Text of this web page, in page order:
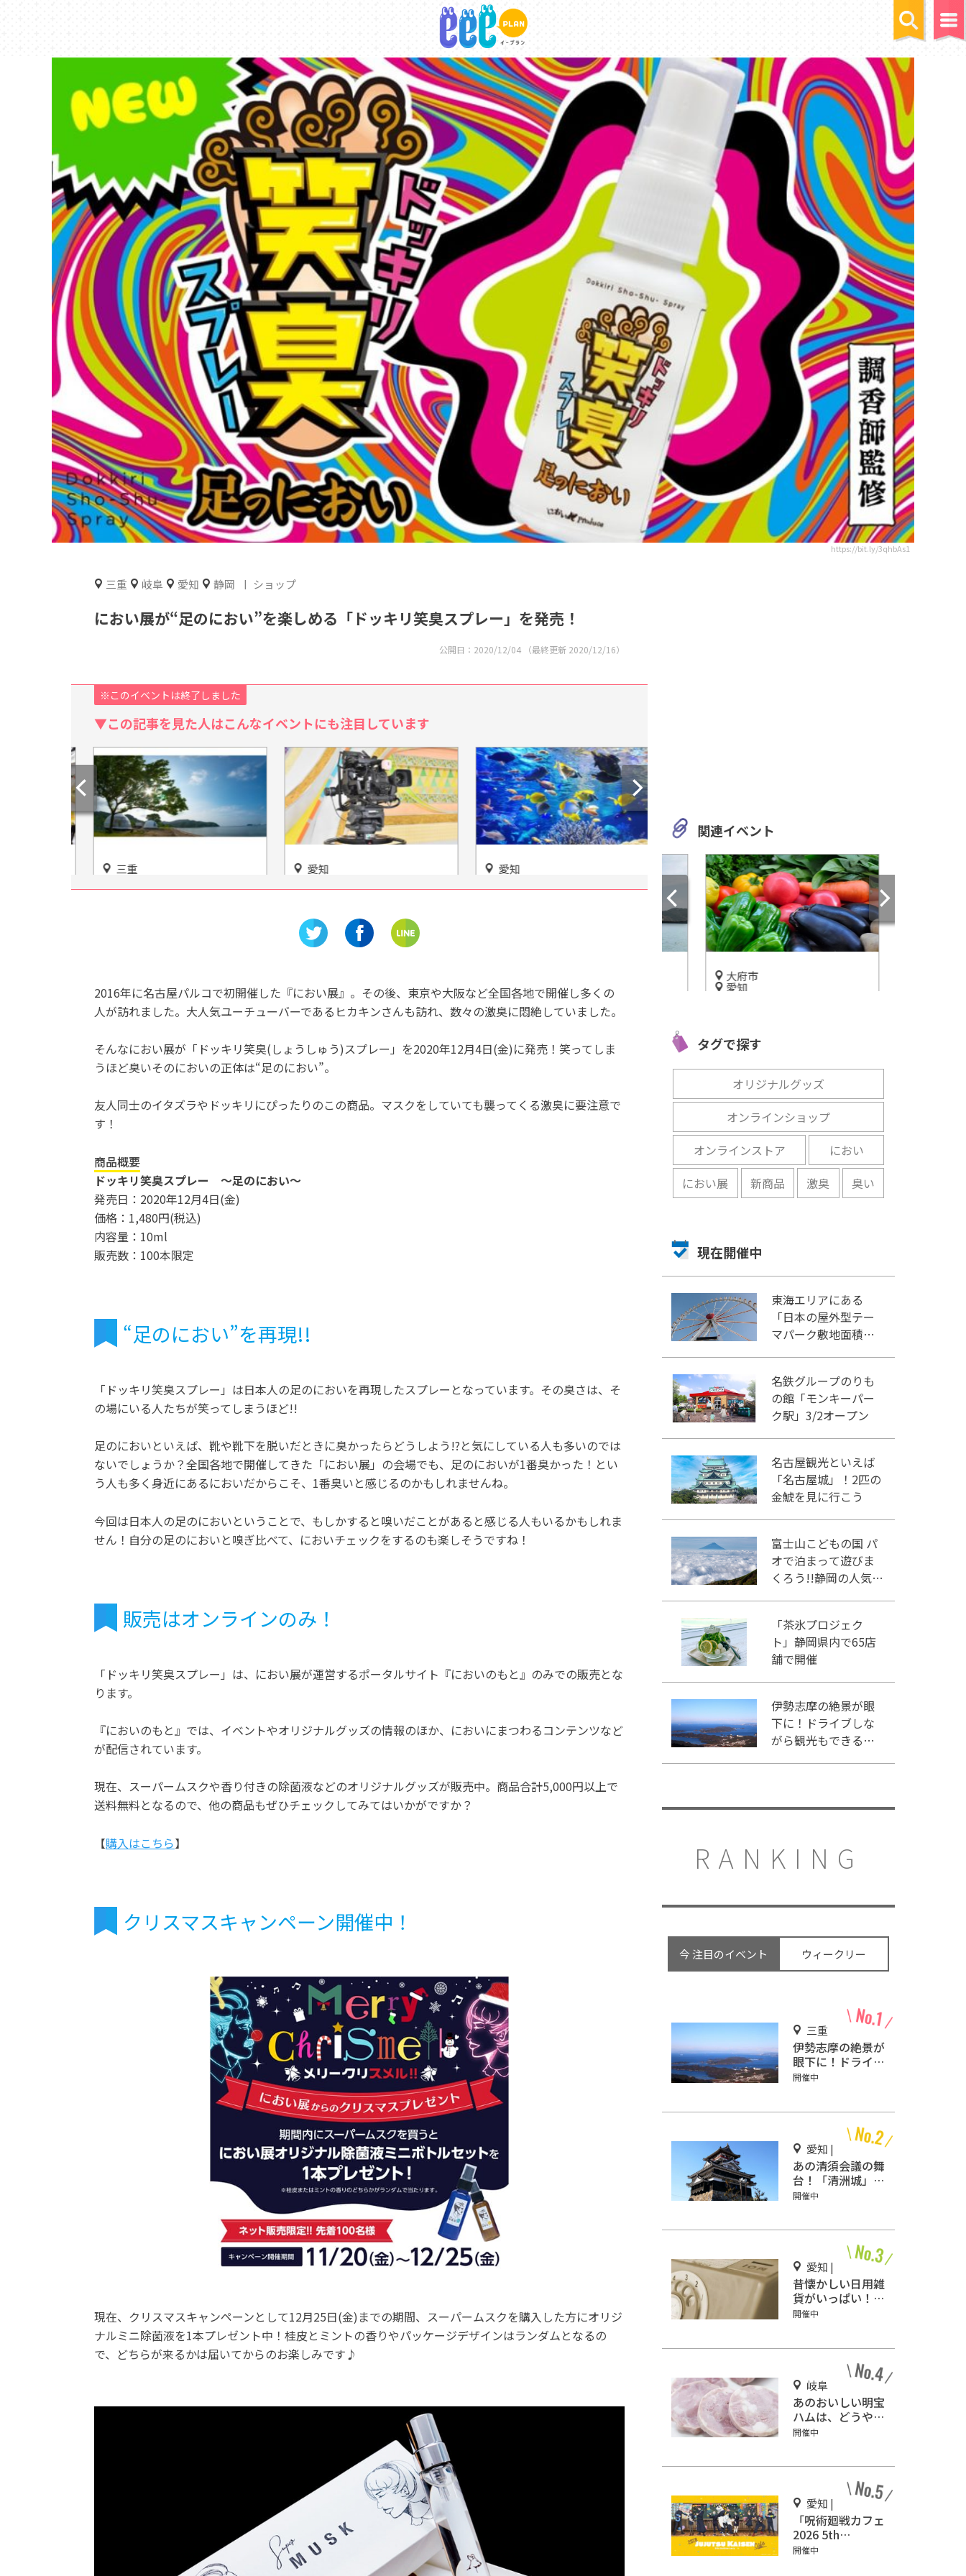
https://bit.ly/3qhbAs1
三重 岐阜 愛知 静岡 ショップ
におい展が“足のにおい”を楽しめる「ドッキリ笑臭スプレー」を発売！
公開日： 2020/12/04 （最終更新 2020/12/16）
※このイベントは終了しました
▼この記事を見た人はこんなイベントにも注目しています
三重
伊勢志摩の海を一望！ビーチ
愛知
【放送体験スタジオ わくわ
に会える場所
愛知
地元の川や海にいる身近な生
伊勢志摩の絶景が眼下に！ド
ライブしながら観光もできる
「伊勢志摩スカイライン」
静岡
伊豆で東京ラスクを
能できる夢の施設 「
ク 伊豆ファクトリー
2016年に名古屋パルコで初開催した『におい展』。その後、東京や大阪など全国各地で開催し多くの
人が訪れました。大人気ユーチューバーであるヒカキンさんも訪れ、数々の激臭に悶絶していました。
そんなにおい展が「ドッキリ笑臭(しょうしゅう)スプレー」を2020年12月4日(金)に発売！笑ってしま
うほど臭いそのにおいの正体は“足のにおい”。
友人同士のイタズラやドッキリにぴったりのこの商品。マスクをしていても襲ってくる激臭に要注意で
す！
商品概要
ドッキリ笑臭スプレー ～足のにおい～
発売日：2020年12月4日(金)
価格：1,480円(税込)
内容量：10ml
販売数：100本限定
“足のにおい”を再現!!
「ドッキリ笑臭スプレー」は日本人の足のにおいを再現したスプレーとなっています。その臭さは、そ
の場にいる人たちが笑ってしまうほど!!
足のにおいといえば、靴や靴下を脱いだときに臭かったらどうしよう!?と気にしている人も多いのでは
ないでしょうか？全国各地で開催してきた「におい展」の会場でも、足のにおいが1番臭かった！とい
う人も多く身近にあるにおいだからこそ、1番臭いと感じるのかもしれませんね。
今回は日本人の足のにおいということで、もしかすると嗅いだことがあると感じる人もいるかもしれま
せん！自分の足のにおいと嗅ぎ比べて、においチェックをするのも楽しそうですね！
販売はオンラインのみ！
「ドッキリ笑臭スプレー」は、におい展が運営するポータルサイト『においのもと』のみでの販売とな
ります。
『においのもと』では、イベントやオリジナルグッズの情報のほか、においにまつわるコンテンツなど
が配信されています。
現在、スーパームスクや香り付きの除菌液などのオリジナルグッズが販売中。商品合計5,000円以上で
送料無料となるので、他の商品もぜひチェックしてみてはいかがですか？
【購入はこちら】
クリスマスキャンペーン開催中！
現在、クリスマスキャンペーンとして12月25日(金)までの期間、スーパームスクを購入した方にオリジ
ナルミニ除菌液を1本プレゼント中！桂皮とミントの香りやパッケージデザインはランダムとなるの
で、どちらが来るかは届いてからのお楽しみです♪
関連イベント
「模型の世界首都」静岡が誇
る作品を刮目せよ！「静岡ホ
開催中
【下田の道の駅 開国下田みな
と】開国の地「下田」でうま
開催中
大府市
愛知
郷」に行こう！
タグで探す
オリジナルグッズ
オンラインショップ
オンラインストア
におい
におい展
新商品 激臭 臭い
現在開催中
東海エリアにある
「日本の屋外型テー
マパーク敷地面積ラ
名鉄グループのりも
の館「モンキーパー
ク駅」3/2オープン
名古屋観光といえば
「名古屋城」！2匹の
金鯱を見に行こう
富士山こどもの国 パ
オで泊まって遊びま
くろう!!静岡の人気冒
「茶氷プロジェク
ト」静岡県内で65店
舗で開催
伊勢志摩の絶景が眼
下に！ドライブしな
がら観光もできる
RANKING
今 注目のイベント ウィークリー
三重
伊勢志摩の絶景が
眼下に！ドライブ
しながら観光もで
開催中
愛知 |
あの清須会議の舞
台！「清洲城」で
動乱の時代にタイ
開催中
愛知 |
昔懐かしい日用雑
貨がいっぱい！
「温故知新処 商
開催中
岐阜
あのおいしい明宝
ハムは、どうやっ
てできているの？
開催中
愛知 |
「呪術廻戦カフェ
2026 5th
Anniversary」グ
開催中